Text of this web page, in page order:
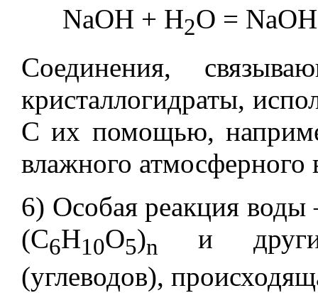
NaOH + H2O = NaOH
Соединения,
кристаллогидраты,
С их помощью,
влажного атмосферного
6) Особая реакция воды
(C6H10O5)n и
(углеводов),